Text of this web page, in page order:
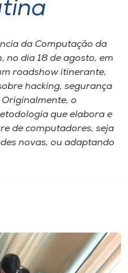
da Computação da
no dia 18 de agosto, em
roadshow itinerante,
hacking, segurança
o
que elabora e
de computadores, seja
novas, ou adaptando